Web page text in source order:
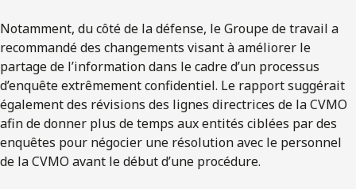
Notamment, du côté de la défense, le Groupe de travail a
recommandé des changements visant à améliorer le
partage de l’information dans le cadre d’un processus
d’enquête extrêmement confidentiel. Le rapport suggérait
également des révisions des lignes directrices de la CVMO
afin de donner plus de temps aux entités ciblées par des
enquêtes pour négocier une résolution avec le personnel
de la CVMO avant le début d’une procédure.